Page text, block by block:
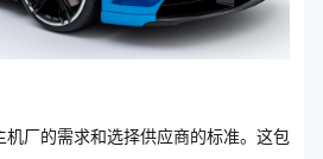
厂的需求和选择供应商的标准。这包